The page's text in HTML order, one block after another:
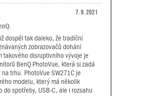
7. 9. 2021
dospěl tak daleko, že tradiční
zobrazovačů dohání
takového disruptivního vývoje je
BenQ PhotoVue, která si zadá
trhu. PhotoVue SW271C je
modelu, který má několik
do spotřeby, USB-C, ale i rozsahu